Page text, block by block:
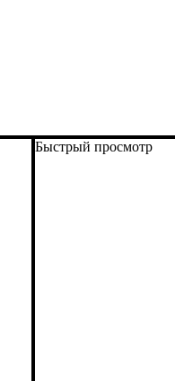
Быстрый просмотр